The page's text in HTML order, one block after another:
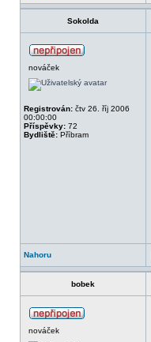
Sokolda
nováček
Registrován: čtv 26. říj 2006
00:00:00
Příspěvky: 72
Bydliště: Příbram
Nahoru
bobek
nováček